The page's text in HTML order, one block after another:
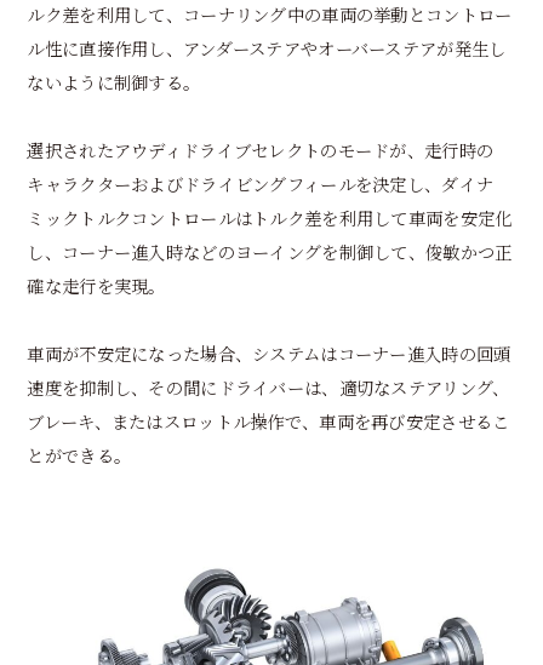
ルク差を利用して、コーナリング中の車両の挙動とコントロー
ル性に直接作用し、アンダーステアやオーバーステアが発生し
ないように制御する。
選択されたアウディドライブセレクトのモードが、走行時の
キャラクターおよびドライビングフィールを決定し、ダイナ
ミックトルクコントロールはトルク差を利用して車両を安定化
し、コーナー進入時などのヨーイングを制御して、俊敏かつ正
確な走行を実現。
車両が不安定になった場合、システムはコーナー進入時の回頭
速度を抑制し、その間にドライバーは、適切なステアリング、
ブレーキ、またはスロットル操作で、車両を再び安定させるこ
とができる。